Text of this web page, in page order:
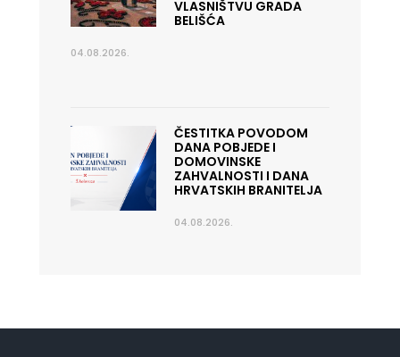
VLASNIŠTVU GRADA
BELIŠĆA
04.08.2026.
ČESTITKA POVODOM
DANA POBJEDE I
DOMOVINSKE
ZAHVALNOSTI I DANA
HRVATSKIH BRANITELJA
04.08.2026.